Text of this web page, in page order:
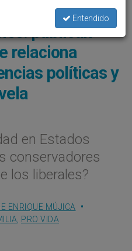
y te diré
publican
relaciona
políticas y
en Estados
conservadores
los liberales?
ENRIQUE MÚJICA
PRO VIDA
Entendido